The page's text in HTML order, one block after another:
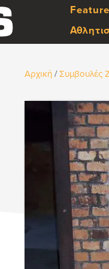
Αρχική / Συμβουλές